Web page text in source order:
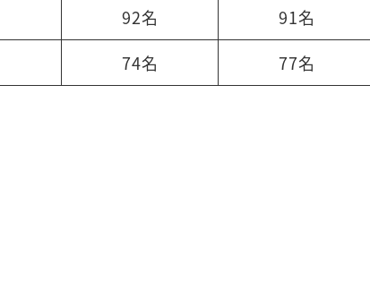
92名
91名
74名 77名